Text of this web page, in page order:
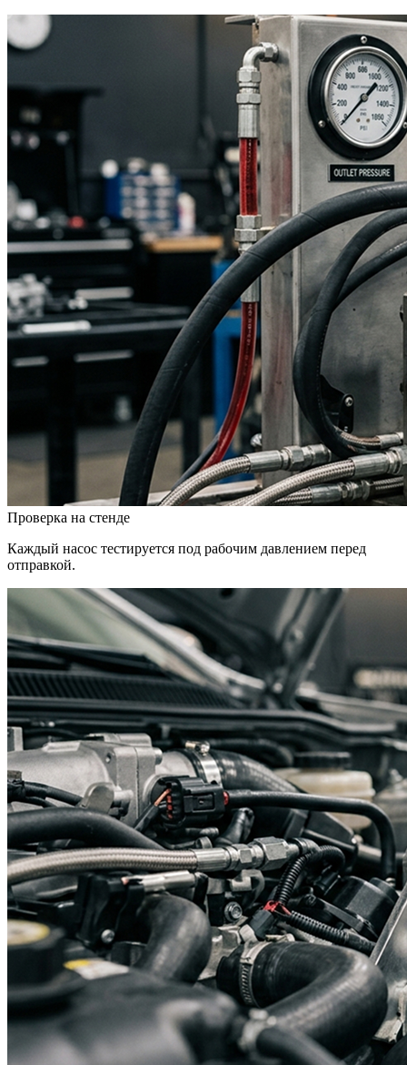
Проверка на стенде
Каждый насос тестируется под рабочим давлением перед
отправкой.